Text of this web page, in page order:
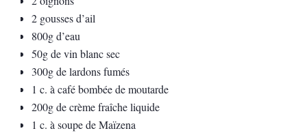
2 gousses d’ail
800g d’eau
50g de vin blanc sec
300g de lardons fumés
1 c. à café bombée de moutarde
200g de crème fraîche liquide
1 c. à soupe de Maïzena